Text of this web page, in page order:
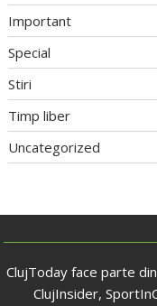
Important
Special
Stiri
Timp liber
Uncategorized
ClujToday face parte
ClujInsider,